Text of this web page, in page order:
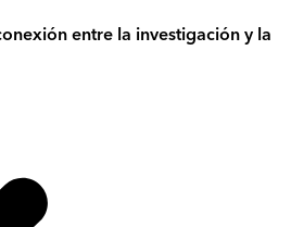
entre la investigación y la